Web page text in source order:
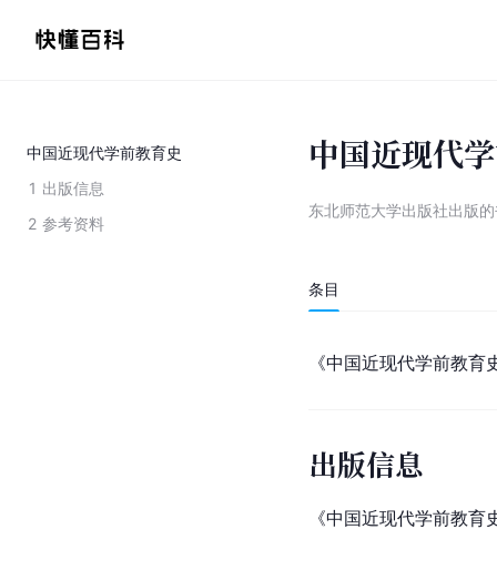
中国近现代学前教育史
1 出版信息
2 参考资料
中国近现代
东北师范大学出版社出版
条目
《中国近现代学前教育
出版信息
《中国近现代学前教